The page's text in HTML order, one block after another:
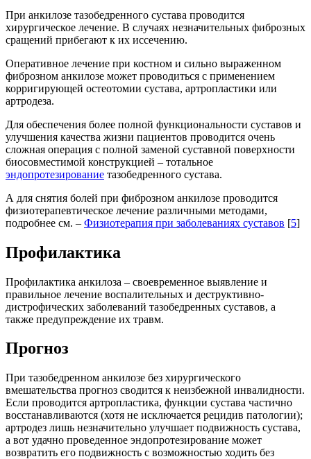
При анкилозе тазобедренного сустава проводится
хирургическое лечение. В случаях незначительных фиброзных
сращений прибегают к их иссечению.
Оперативное лечение при костном и сильно выраженном
фиброзном анкилозе может проводиться с применением
корригирующей остеотомии сустава, артропластики или
артродеза.
Для обеспечения более полной функциональности суставов и
улучшения качества жизни пациентов проводится очень
сложная операция с полной заменой суставной поверхности
биосовместимой конструкцией – тотальное
эндопротезирование тазобедренного сустава.
А для снятия болей при фиброзном анкилозе проводится
физиотерапевтическое лечение различными методами,
подробнее см. – Физиотерапия при заболеваниях суставов [5]
Профилактика
Профилактика анкилоза – своевременное выявление и
правильное лечение воспалительных и деструктивно-
дистрофических заболеваний тазобедренных суставов, а
также предупреждение их травм.
Прогноз
При тазобедренном анкилозе без хирургического
вмешательства прогноз сводится к неизбежной инвалидности.
Если проводится артропластика, функции сустава частично
восстанавливаются (хотя не исключается рецидив патологии);
артродез лишь незначительно улучшает подвижность сустава,
а вот удачно проведенное эндопротезирование может
возвратить его подвижность с возможностью ходить без